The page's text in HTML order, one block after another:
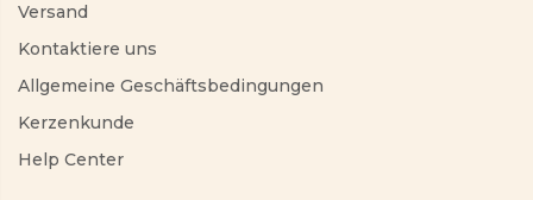
Versand
Kontaktiere uns
Allgemeine Geschäftsbedingungen
Kerzenkunde
Help Center